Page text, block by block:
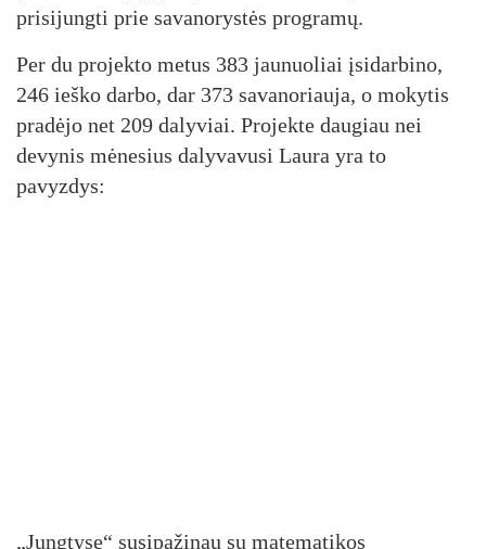
prisijungti prie savanorystės programų.
Per du projekto metus 383 jaunuoliai įsidarbino,
246 ieško darbo, dar 373 savanoriauja, o mokytis
pradėjo net 209 dalyviai. Projekte daugiau nei
devynis mėnesius dalyvavusi Laura yra to
pavyzdys:
„Jungtyse“ susipažinau su matematikos